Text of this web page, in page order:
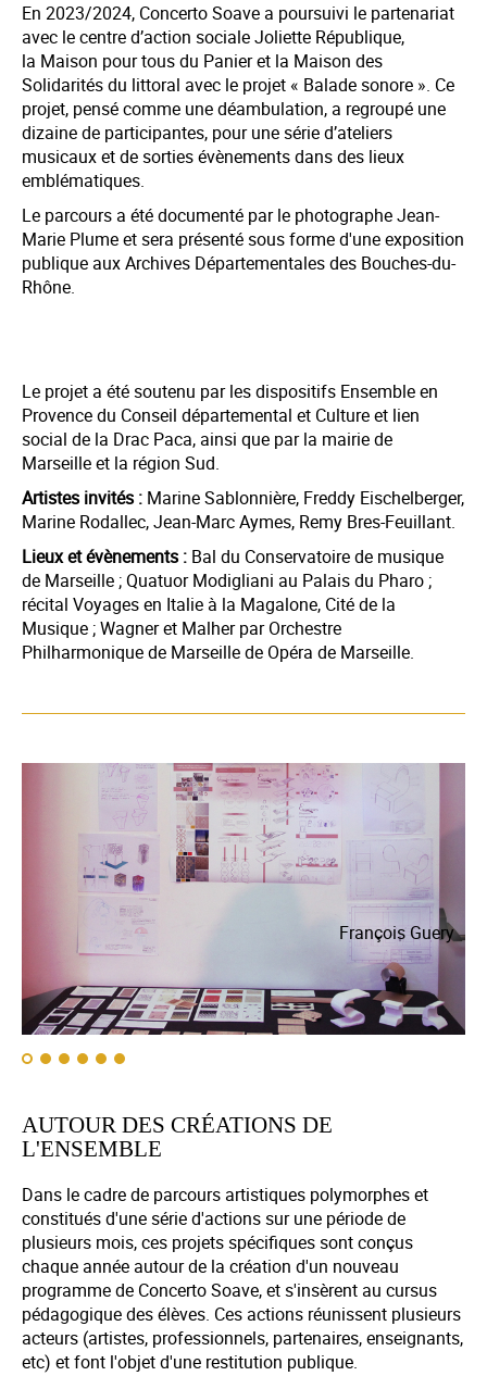
En 2023/2024, Concerto Soave a poursuivi le partenariat
avec le centre d’action sociale Joliette République,
la Maison pour tous du Panier et la Maison des
Solidarités du littoral avec le projet « Balade sonore ». Ce
projet, pensé comme une déambulation, a regroupé une
dizaine de participantes, pour une série d’ateliers
musicaux et de sorties évènements dans des lieux
emblématiques.
Le parcours a été documenté par le photographe Jean-
Marie Plume et sera présenté sous forme d'une exposition
publique aux Archives Départementales des Bouches-du-
Rhône.
Le projet a été soutenu par les dispositifs Ensemble en
Provence du Conseil départemental et Culture et lien
social de la Drac Paca, ainsi que par la mairie de
Marseille et la région Sud.
Artistes invités : Marine Sablonnière, Freddy Eischelberger,
Marine Rodallec, Jean-Marc Aymes, Remy Bres-Feuillant.
Lieux et évènements : Bal du Conservatoire de musique
de Marseille ; Quatuor Modigliani au Palais du Pharo ;
récital Voyages en Italie à la Magalone, Cité de la
Musique ; Wagner et Malher par Orchestre
Philharmonique de Marseille de Opéra de Marseille.
François Guery
AUTOUR DES CRÉATIONS DE
L'ENSEMBLE
Dans le cadre de parcours artistiques polymorphes et
constitués d'une série d'actions sur une période de
plusieurs mois, ces projets spécifiques sont conçus
chaque année autour de la création d'un nouveau
programme de Concerto Soave, et s'insèrent au cursus
pédagogique des élèves. Ces actions réunissent plusieurs
acteurs (artistes, professionnels, partenaires, enseignants,
etc) et font l'objet d'une restitution publique.